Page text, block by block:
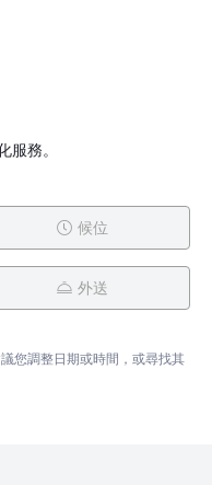
務。
候位
外送
您調整日期或時間，或尋找其